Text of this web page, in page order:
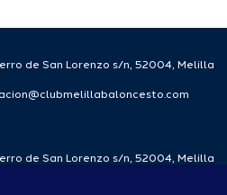
de San Lorenzo s/n, 52004, Melilla
de San Lorenzo s/n, 52004, Melilla